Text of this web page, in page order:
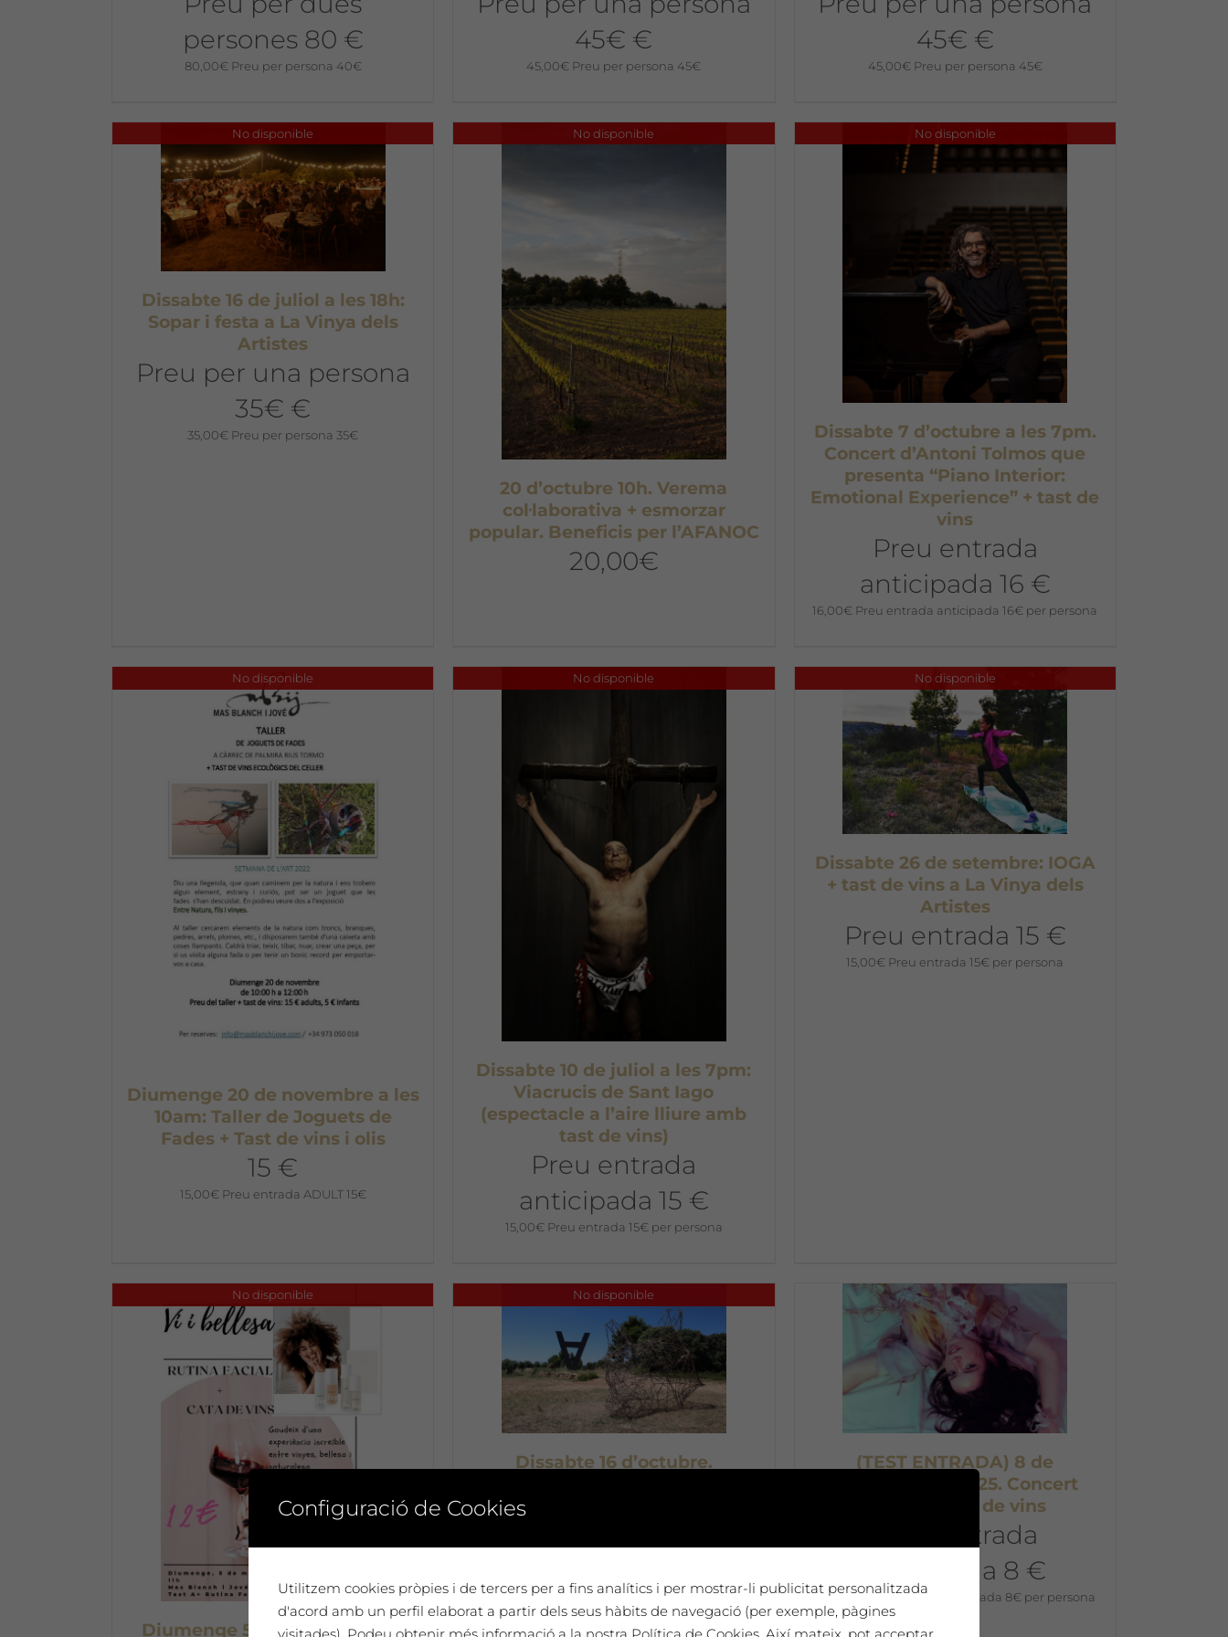
persones 80 €
80,00€ Preu per persona 40€
45€ €
45,00€ Preu per persona 45€
45€ €
45,00€ Preu per persona 45€
No disponible
Dissabte 16 de juliol a les 18h:
Sopar i festa a La Vinya dels
Artistes
Preu per una persona
35€ €
35,00€ Preu per persona 35€
No disponible
20 d’octubre 10h. Verema
col·laborativa + esmorzar
popular. Beneficis per l’AFANOC
20,00€
No disponible
Dissabte 7 d’octubre a les 7pm.
Concert d’Antoni Tolmos que
presenta “Piano Interior:
Emotional Experience” + tast de
vins
Preu entrada
anticipada 16 €
16,00€ Preu entrada anticipada 16€ per persona
No disponible
Diumenge 20 de novembre a les
10am: Taller de Joguets de
Fades + Tast de vins i olis
15 €
15,00€ Preu entrada ADULT 15€
No disponible
Dissabte 10 de juliol a les 7pm:
Viacrucis de Sant Iago
(espectacle a l’aire lliure amb
tast de vins)
Preu entrada
anticipada 15 €
15,00€ Preu entrada 15€ per persona
No disponible
Dissabte 26 de setembre: IOGA
+ tast de vins a La Vinya dels
Artistes
Preu entrada 15 €
15,00€ Preu entrada 15€ per persona
No disponible
Diumenge 5 de maig: Tast de
No disponible
Dissabte 16 d’octubre.
Schmitz, amb acompanyament
de vins de Mas Blanch i Jové
Preu entrada
anticipada 12 €
(TEST ENTRADA) 8 de
novembre de 2025. Concert
d’Abril + tast de vins
Preu entrada
anticipada 8 €
10,00€Preu entrada anticipada 8€ per persona
Configuració de Cookies
Utilitzem cookies pròpies i de tercers per a fins analítics i per mostrar-li publicitat personalitzada
d'acord amb un perfil elaborat a partir dels seus hàbits de navegació (per exemple, pàgines
visitades). Podeu obtenir més informació a la nostra Política de Cookies. Així mateix, pot acceptar